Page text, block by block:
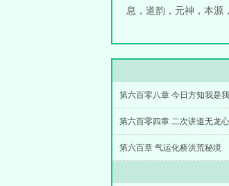
息，道韵，元神，本源
第六百零八章 今日方知我是我
第六百零四章 二次讲道无龙
第六百章 气运化桥洪荒秘境